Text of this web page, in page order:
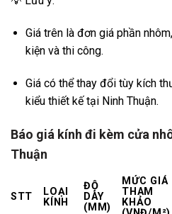
Giá trên là đơn giá phần
kiện và thi công.
Giá có thể thay đổi tùy kích
kiểu thiết kế tại Ninh Thuận.
Báo giá kính đi kèm cửa
Thuận
STT
LOẠI
KÍNH
ĐỘ
DÀY
(MM)
MỨC GIÁ
THAM
KHẢO